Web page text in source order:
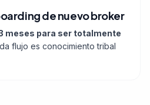
de nuevo broker
meses para ser totalmente
flujo es conocimiento tribal